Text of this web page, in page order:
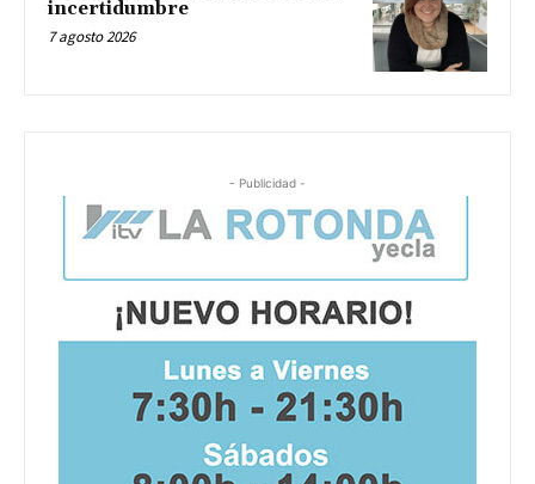
incertidumbre
7 agosto 2026
- Publicidad -